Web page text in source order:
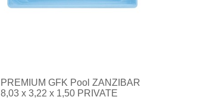
PREMIUM GFK Pool ZANZIBAR
8,03 x 3,22 x 1,50 PRIVATE